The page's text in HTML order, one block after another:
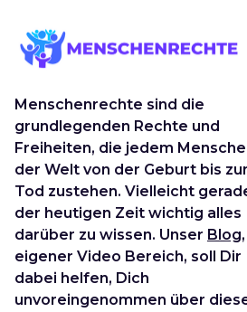
Menschenrechte sind die
grundlegenden Rechte und
Freiheiten, die jedem
der Welt von der Geburt bis
Tod zustehen. Vielleicht
der heutigen Zeit wichtig alles
darüber zu wissen. Unser Blog
eigener Video Bereich, soll Dir
dabei helfen, Dich
unvoreingenommen über